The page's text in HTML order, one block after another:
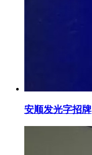
安顺发光字招牌